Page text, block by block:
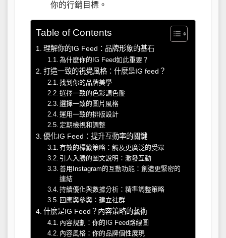
你的行銷目標。
Table of Contents
理解你的IG Feed：品牌形象的基石
為什麼你的IG Feed如此重要？
打造一致的視覺風格：什麼是IG feed？
找到你的品牌美學
選擇一致的色彩調色盤
選擇一致的圖片風格
運用一致的排版設計
定期檢視和調整
優化IG Feed：提升互動率的關鍵
有效的標籤策略：觸及更廣泛的受眾
引人入勝的圖文說明：激發互動
善用Instagram的互動功能：創造更緊密的
連結
持續優化與數據分析：精準調整策略
回應與參與：建立社群
什麼是IG Feed？內容策略的藝術
內容規劃：你的IG Feed路線圖
內容風格：你的品牌個性展現